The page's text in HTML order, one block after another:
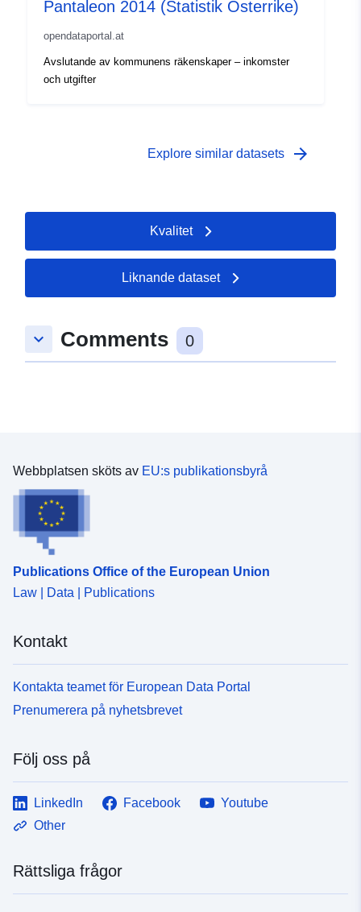
Pantaleon 2014 (Statistik Österrike)
opendataportal.at
Avslutande av kommunens räkenskaper – inkomster
och utgifter
Explore similar datasets arrow_forward
Kvalitet
Liknande dataset
keyboard_arrow_down Comments 0
Webbplatsen sköts av EU:s publikationsbyrå
Publications Office of the European Union
Law | Data | Publications
Kontakt
Kontakta teamet för European Data Portal
Prenumerera på nyhetsbrevet
Följ oss på
LinkedIn Facebook
Youtube
Other
Rättsliga frågor